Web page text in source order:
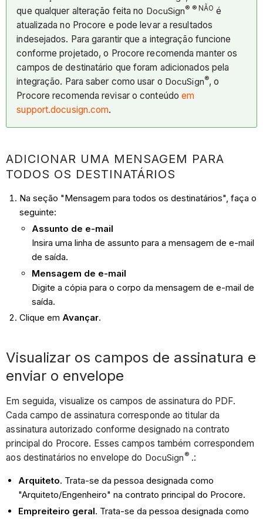
que qualquer alteração feita no DocuSign® ® NÃO é
atualizada no Procore e pode levar a resultados
indesejados. Para garantir que a integração funcione
conforme projetado, o Procore recomenda manter os
campos de destinatário que foram adicionados pela
integração. Para saber como usar o DocuSign®, o
Procore recomenda revisar o conteúdoem
support.docusign.com.
ADICIONAR UMA MENSAGEM PARA
TODOS OS DESTINATÁRIOS
Na seção "Mensagem para todos os destinatários", faça o
seguinte:
Assunto de e-mail
Insira uma linha de assunto para a mensagem de e-mail
de saída.
Mensagem de e-mail
Digite a cópia para o corpo da mensagem de e-mail de
saída.
Clique em Avançar.
Visualizar os campos de assinatura e
enviar o envelope
Em seguida, visualize os campos de assinatura do PDF.
Cada campo de assinatura corresponde ao titular da
assinatura autorizado conforme designado na contrato
principal do Procore. Esses campos também correspondem
aos destinatários no envelope do DocuSign ®.:
Arquiteto. Trata-se da pessoa designada como
"Arquiteto/Engenheiro" na contrato principal do Procore.
Empreiteiro geral. Trata-se da pessoa designada como